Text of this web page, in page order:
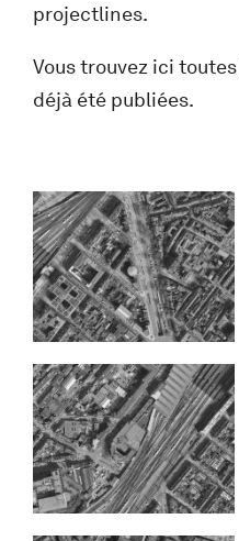
projectlines.
Vous trouvez ici
déjà été publiées.